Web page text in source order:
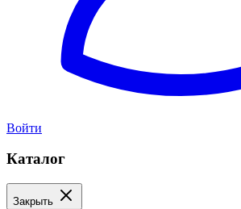
Войти
Каталог
Закрыть